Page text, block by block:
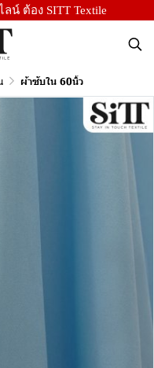
น์ ต้อง SITT Textile
ผ้าซับใน 60นิ้ว